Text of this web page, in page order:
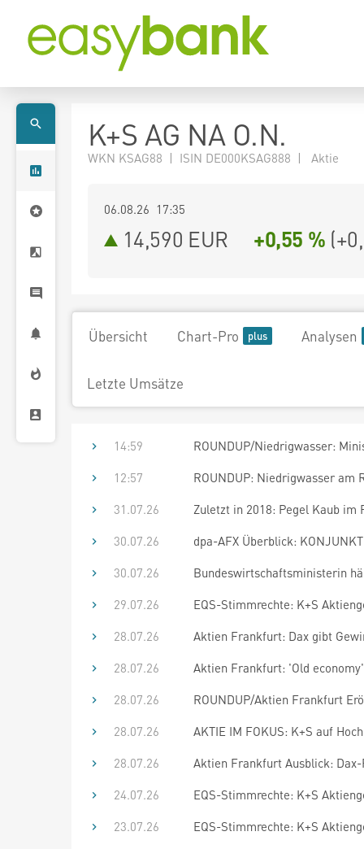
K+S AG NA O.N.
WKN KSAG88 | ISIN DE000KSAG888 | Aktie
06.08.26 17:35
14,590 EUR +0,55 % (
Übersicht Chart-Pro Analysen
Letzte Umsätze
14:59
ROUNDUP/Niedrigwasser:
12:57
ROUNDUP: Niedrigwasser
31.07.26
Zuletzt in 2018: Pegel Kaub
30.07.26
dpa-AFX Überblick:
30.07.26
Bundeswirtschaftsministerin
29.07.26
EQS-Stimmrechte: K+S
28.07.26
Aktien Frankfurt: Dax gibt
28.07.26
Aktien Frankfurt: 'Old
28.07.26
ROUNDUP/Aktien Frankfurt
28.07.26
AKTIE IM FOKUS: K+S auf
28.07.26
Aktien Frankfurt Ausblick:
24.07.26
EQS-Stimmrechte: K+S
23.07.26
EQS-Stimmrechte: K+S